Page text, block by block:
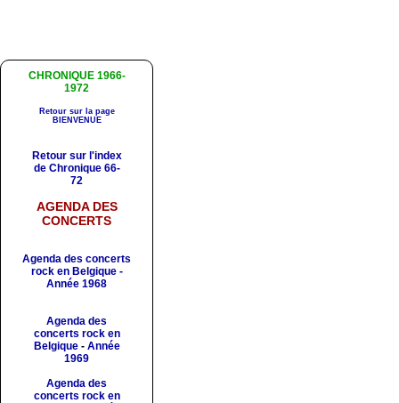
CHRONIQUE 1966-
1972
Retour sur la page
BIENVENUE
Retour sur l'index
de Chronique 66-
72
AGENDA DES
CONCERTS
Agenda des concerts
rock en Belgique -
Année 1968
Agenda des
concerts rock en
Belgique -Année
1969
Agenda des
concerts rock en